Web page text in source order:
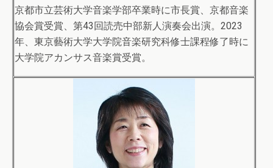
京都市立芸術大学音楽学部卒業時に市長賞、京都音楽
協会賞受賞、第43回読売中部新人演奏会出演。2023
年、東京藝術大学大学院音楽研究科修士課程修了時に
大学院アカンサス音楽賞受賞。